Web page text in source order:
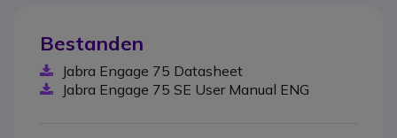
Bestanden
Jabra Engage 75 Datasheet
Jabra Engage 75 SE User Manual ENG